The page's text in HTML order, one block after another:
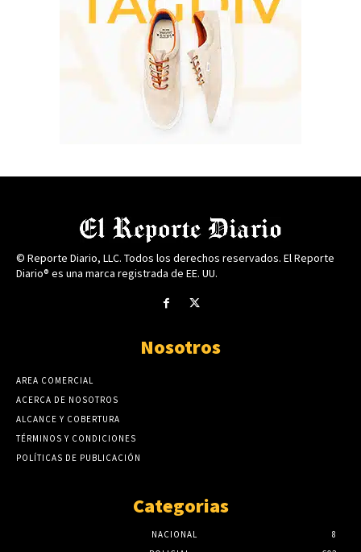
© Reporte Diario, LLC. Todos los derechos reservados. El Reporte
Diario® es una marca registrada de EE. UU.
Nosotros
AREA COMERCIAL
ACERCA DE NOSOTROS
ALCANCE Y COBERTURA
TÉRMINOS Y CONDICIONES
POLÍTICAS DE PUBLICACIÓN
Categorias
NACIONAL
8